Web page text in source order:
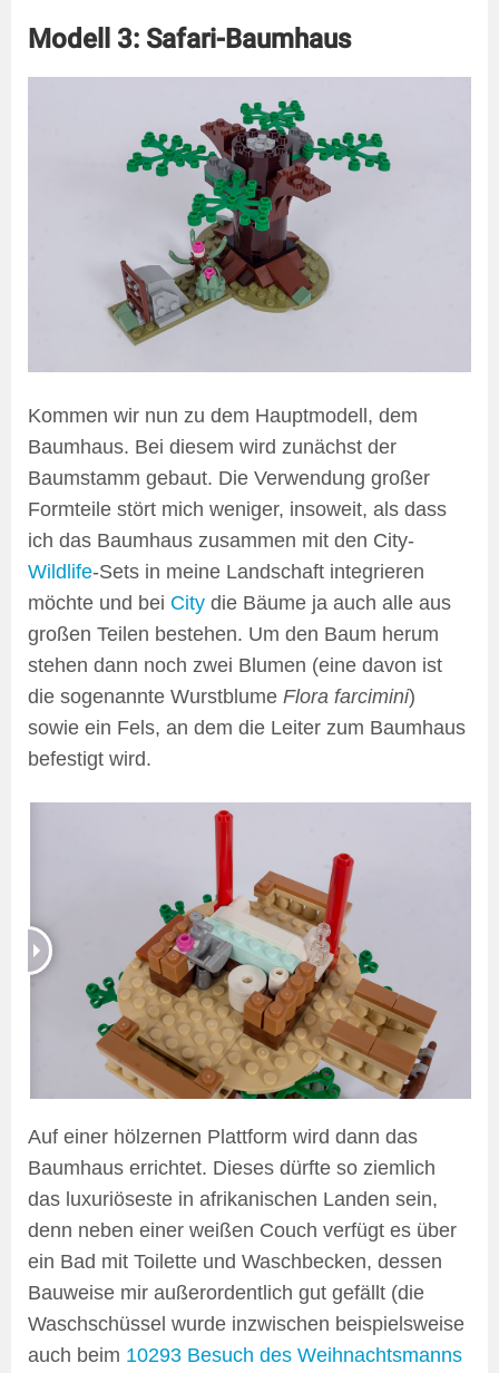
Modell 3: Safari-Baumhaus
Kommen wir nun zu dem Hauptmodell, dem
Baumhaus. Bei diesem wird zunächst der
Baumstamm gebaut. Die Verwendung großer
Formteile stört mich weniger, insoweit, als dass
ich das Baumhaus zusammen mit den City-
Wildlife-Sets in meine Landschaft integrieren
möchte und bei City die Bäume ja auch alle aus
großen Teilen bestehen. Um den Baum herum
stehen dann noch zwei Blumen (eine davon ist
die sogenannte Wurstblume Flora farcimini)
sowie ein Fels, an dem die Leiter zum Baumhaus
befestigt wird.
Auf einer hölzernen Plattform wird dann das
Baumhaus errichtet. Dieses dürfte so ziemlich
das luxuriöseste in afrikanischen Landen sein,
denn neben einer weißen Couch verfügt es über
ein Bad mit Toilette und Waschbecken, dessen
Bauweise mir außerordentlich gut gefällt (die
Waschschüssel wurde inzwischen beispielsweise
auch beim 10293 Besuch des Weihnachtsmanns